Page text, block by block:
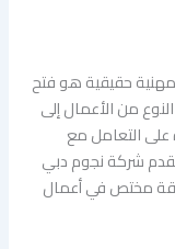
مهنية حقيقية هو فتح
من الأعمال إلى
على التعامل مع
تقدم شركة نجوم دبي
مختص في أعمال